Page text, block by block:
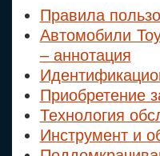
Правила
Автомобили
– аннотация
Приобретение
Технология
Инструмент и